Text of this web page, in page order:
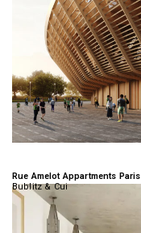
Rue Amelot Appartments Paris
Bublitz & Cui